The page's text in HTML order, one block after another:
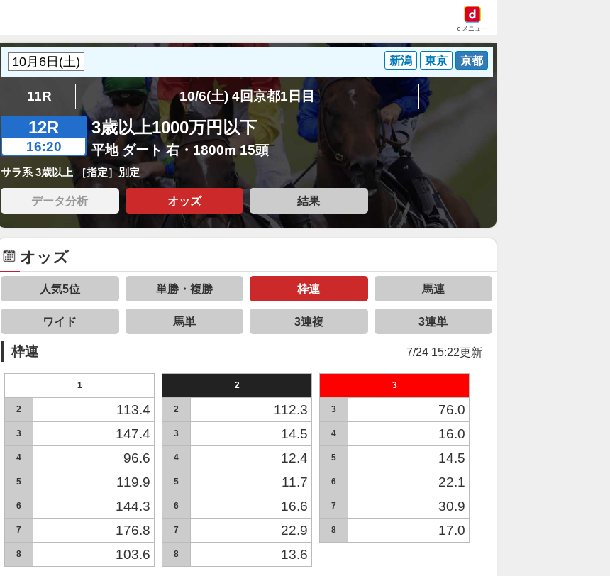
dメニュー
新潟 東京 京都
11R 10/6(土) 4回京都1日目
12R
16:20
3歳以上1000万円以下
平地 ダート 右・1800m 15頭
サラ系 3歳以上 ［指定］別定
データ分析 オッズ 結果
オッズ
人気5位 単勝・複勝 枠連 馬連
ワイド 馬単 3連複 3連単
枠連 7/24 15:22更新
1
2 113.4
3 147.4
4 96.6
5 119.9
6 144.3
7 176.8
8 103.6
2
2 112.3
3 14.5
4 12.4
5 11.7
6 16.6
7 22.9
8 13.6
3
3 76.0
4 16.0
5 14.5
6 22.1
7 30.9
8 17.0